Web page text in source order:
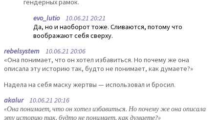
гендерных рамок.
evo_lutio10.06.21 20:21
Да, но и наоборот тоже. Сливаются, потому что
воображают себя сверху.
rebelsystem 10.06.21 20:06
«Она понимает, что он хотел избавиться. Но почему же она
описала эту историю так, будто не понимает, как думаете?»
Надела на себя маску жертвы — использовал и бросил.
akalur10.06.21 20:16
«Она понимает, что он хотел избавиться. Но почему же она описала
эту историю так, будто не понимает, как думаете?»